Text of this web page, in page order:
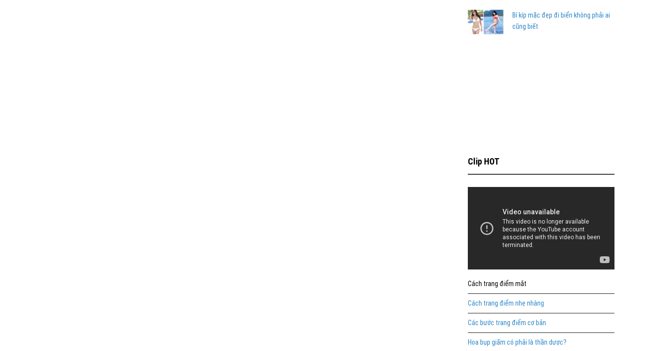
Bí kíp mặc đẹp đi biển không phải ai
cũng biết
Clip HOT
Cách trang điểm mắt
Cách trang điểm nhẹ nhàng
Các bước trang điểm cơ bản
Hoa bụp giấm có phải là thần dược?